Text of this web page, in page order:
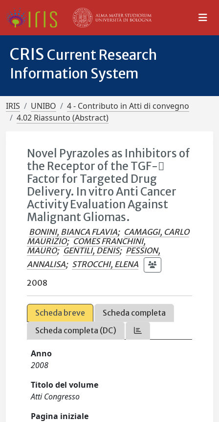
CRIS Current Research
Information System
IRIS UNIBO
4 - Contributo in Atti di convegno
4.02 Riassunto (Abstract)
Novel Pyrazoles as Inhibitors of
the Receptor of the TGF-
Factor for Targeted Drug
Delivery. In vitro Anti Cancer
Activity Evaluation Against
Malignant Gliomas.
BONINI, BIANCA FLAVIA; CAMAGGI, CARLO
MAURIZIO; COMES FRANCHINI,
MAURO; GENTILI, DENIS; PESSION,
ANNALISA; STROCCHI, ELENA
2008
Scheda breve
Scheda completa
Scheda completa (DC)
Anno
2008
Titolo del volume
Atti Congresso
Pagina iniziale